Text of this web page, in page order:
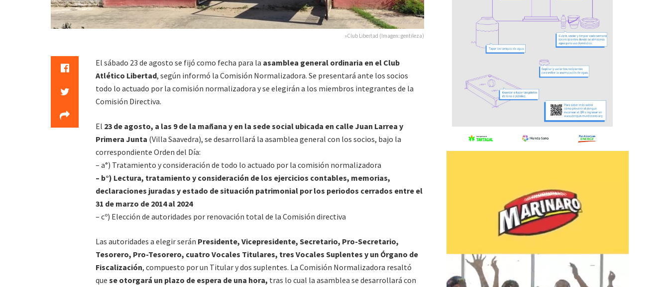
»Club Libertad (Imagen: gentileza)
El sábado 23 de agosto se fijó como fecha para la asamblea general ordinaria en el Club
Atlético Libertad, según informó la Comisión Normalizadora. Se presentará ante los socios
todo lo actuado por la comisión normalizadora y se elegirán a los miembros integrantes de la
Comisión Directiva.
El 23 de agosto, a las 9 de la mañana y en la sede social ubicada en calle Juan Larrea y
Primera Junta (Villa Saavedra), se desarrollará la asamblea general con los socios, bajo la
correspondiente Orden del Día:
– a°) Tratamiento y consideración de todo lo actuado por la comisión normalizadora
– b°) Lectura, tratamiento y consideración de los ejercicios contables, memorias,
declaraciones juradas y estado de situación patrimonial por los periodos cerrados entre el
31 de marzo de 2014 al 2024
– cº) Elección de autoridades por renovación total de la Comisión directiva
Las autoridades a elegir serán Presidente, Vicepresidente, Secretario, Pro-Secretario,
Tesorero, Pro-Tesorero, cuatro Vocales Titulares, tres Vocales Suplentes y un Órgano de
Fiscalización, compuesto por un Titular y dos suplentes. La Comisión Normalizadora resaltó
que se otorgará un plazo de espera de una hora, tras lo cual la asamblea se desarrollará con